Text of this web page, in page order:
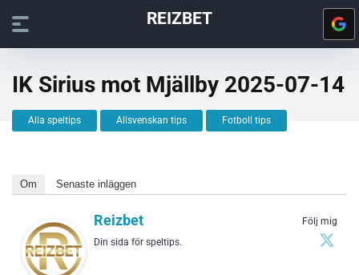
REIZBET
IK Sirius mot Mjällby 2025-07-14
Alla speltips Allsvenskan tips Fotboll tips
Om Senaste inläggen
Följ mig
Reizbet
Din sida för speltips.